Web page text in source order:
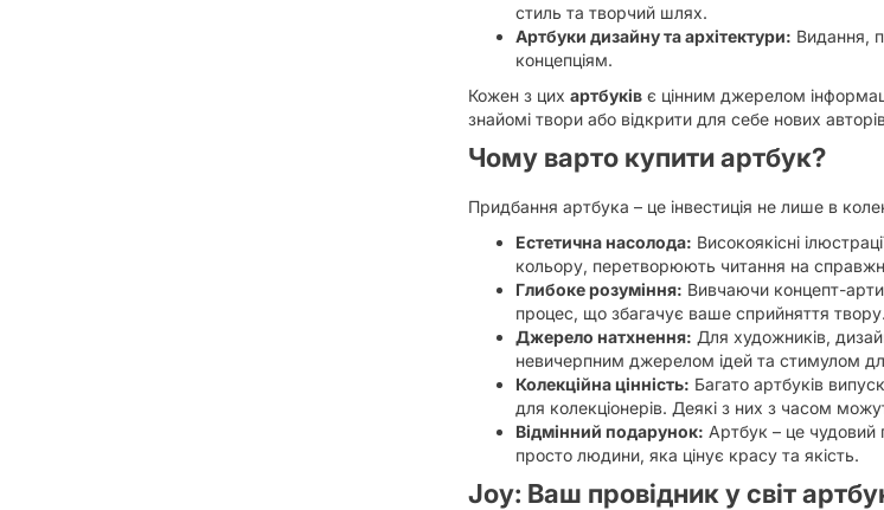
стиль та творчий шлях.
Артбуки дизайну та архітектури: Видання,
концепціям.
Кожен з цих артбуківє цінним джерелом
знайомі твори або відкрити для себе нових
Чому варто купити артбук?
Придбання артбука – це інвестиція не лише в
Естетична насолода: Високоякісні
кольору, перетворюють читання на
Глибоке розуміння: Вивчаючи концепт-
процес, що збагачує ваше сприйняття твору.
Джерело натхнення: Для художників,
невичерпним джерелом ідей та стимулом
Колекційна цінність: Багато артбуків
для колекціонерів. Деякі з них з часом
Відмінний подарунок: Артбук – це чудовий
просто людини, яка цінує красу та якість.
Joy: Ваш провідник у світ